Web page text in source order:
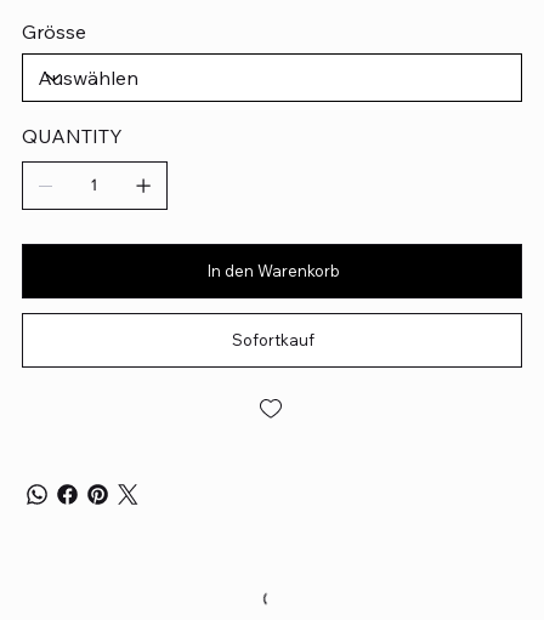
Grösse
QUANTITY
In den Warenkorb
Sofortkauf